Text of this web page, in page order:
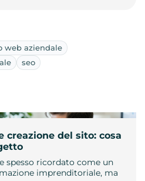
web aziendale
seo
creazione del sito: cosa
spesso ricordato come un
imprenditoriale, ma